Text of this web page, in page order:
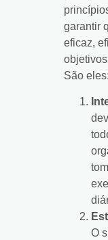
garantir
eficaz,
São eles:
O